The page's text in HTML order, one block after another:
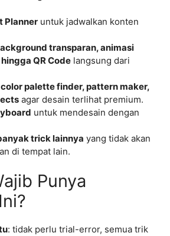
Planner untuk jadwalkan konten
transparan, animasi
QR Code langsung dari
color palette finder, pattern maker,
agar desain terlihat premium.
untuk mendesain dengan
trick lainnya yang tidak akan
di tempat lain.
Punya
: tidak perlu trial-error, semua trik